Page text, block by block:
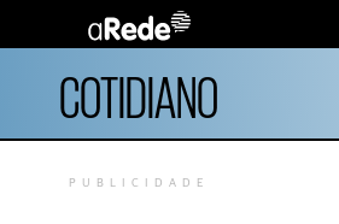
COTIDIANO
PUBLICIDADE